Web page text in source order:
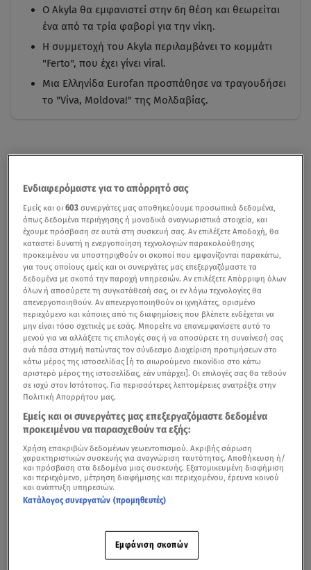
Ο Akyla θα εμφανιστεί στην 6η θέση και θεωρείται
ένα από τα τρία φαβορί για την νίκη.
Η συμμετοχή του Akyla περιλαμβάνει το κομμάτι
"Ferto", που έχει γίνει viral.
Μια Ελληνίδα Eurofan προσπάθησε να τραγουδήσει
το "Viva, Moldova!" της Μολδαβίας.
Ενδιαφερόμαστε για το απόρρητό σας
Εμείς και οι603 συνεργάτες μας αποθηκεύουμε προσωπικά δεδομένα,
όπως δεδομένα περιήγησης ή μοναδικά αναγνωριστικά στοιχεία, και
έχουμε πρόσβαση σε αυτά στη συσκευή σας. Αν επιλέξετε Αποδοχή, θα
καταστεί δυνατή η ενεργοποίηση τεχνολογιών παρακολούθησης
προκειμένου να υποστηριχθούν οι σκοποί που εμφανίζονται παρακάτω,
για τους οποίους εμείς και οι συνεργάτες μας επεξεργαζόμαστε τα
δεδομένα με σκοπό την παροχή υπηρεσιών. Αν επιλέξετε Απόρριψη όλων
όλων ή αποσύρετε τη συγκατάθεσή σας, οι εν λόγω τεχνολογίες θα
απενεργοποιηθούν. Αν απενεργοποιηθούν οι ιχνηλάτες, ορισμένο
περιεχόμενο και κάποιες από τις διαφημίσεις που βλέπετε ενδέχεται να
μην είναι τόσο σχετικές με εσάς. Μπορείτε να επανεμφανίσετε αυτό το
μενού για να αλλάξετε τις επιλογές σας ή να αποσύρετε τη συναίνεσή σας
ανά πάσα στιγμή πατώντας τον σύνδεσμο Διαχείριση προτιμήσεων στο
κάτω μέρος της ιστοσελίδας [ή το αιωρούμενο εικονίδιο στο κάτω
αριστερό μέρος της ιστοσελίδας, εάν υπάρχει]. Οι επιλογές σας θα τεθούν
σε ισχύ στον Ιστότοπος. Για περισσότερες λεπτομέρειες ανατρέξτε στην
Πολιτική Απορρήτου μας.
Εμείς και οι συνεργάτες μας επεξεργαζόμαστε δεδομένα
προκειμένου να παρασχεθούν τα εξής:
Χρήση επακριβών δεδομένων γεωεντοπισμού. Ακριβής σάρωση
χαρακτηριστικών συσκευής για αναγνώριση ταυτότητας. Αποθήκευση ή/
και πρόσβαση στα δεδομένα μιας συσκευής. Εξατομικευμένη διαφήμιση
και περιεχόμενο, μέτρηση διαφήμισης και περιεχομένου, έρευνα κοινού
και ανάπτυξη υπηρεσιών.
Κατάλογος συνεργατών (προμηθευτές)
Εμφάνιση σκοπών